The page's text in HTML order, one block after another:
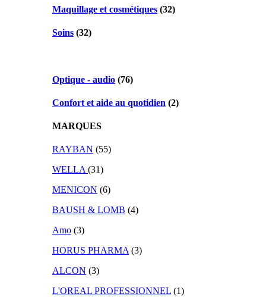
Maquillage et cosmétiques (32)
Soins (32)
Optique - audio (76)
Confort et aide au quotidien (2)
MARQUES
RAYBAN (55)
WELLA (31)
MENICON (6)
BAUSH & LOMB (4)
Amo (3)
HORUS PHARMA (3)
ALCON (3)
L'OREAL PROFESSIONNEL (1)